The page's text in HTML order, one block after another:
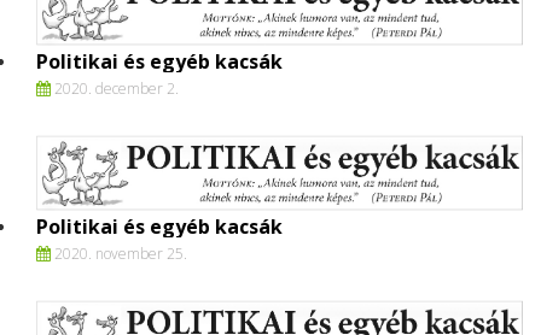
Politikai és egyéb kacsák
2020. december 2.
Politikai és egyéb kacsák
2020. november 25.